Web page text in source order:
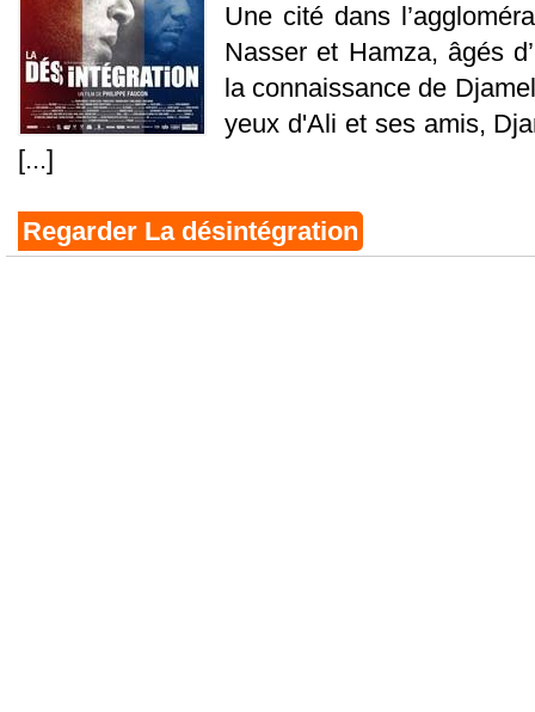
Une cité dans
Nasser et Hamza, âgés
la connaissance de
yeux d'Ali et ses amis,
[...]
Regarder La désintégration